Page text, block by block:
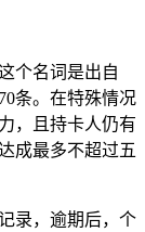
个名词是出自
条。在特殊情况
，且持卡人仍有
成最多不超过五
录，逾期后，个